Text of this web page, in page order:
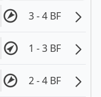
3 - 4 BF
1 - 3 BF
2 - 4 BF